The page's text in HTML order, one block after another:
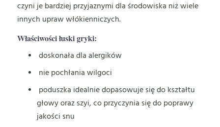
czyni je bardziej przyjaznymi dla środowiska niż wiele
innych upraw włókienniczych.
Właściwości łuski gryki:
doskonała dla alergików
nie pochłania wilgoci
poduszka idealnie dopasowuje się do kształtu
głowy oraz szyi, co przyczynia się do poprawy
jakości snu